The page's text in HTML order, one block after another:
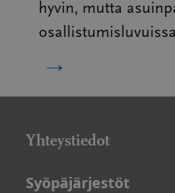
hyvin, mutta
→
Yhteystiedot
Syöpäjärjestöt